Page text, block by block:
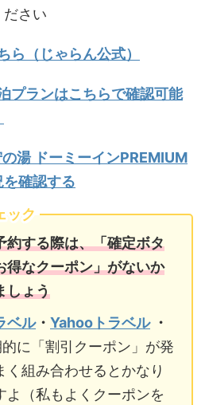
ださい
（じゃらん公式）
ランはこちらで確認可能
湯 ドーミーインPREMIUM
確認する
ック
約する際は、「確定ボタ
得なクーポン」がないか
しょう
ベル・ Yahooトラベル・
に「割引クーポン」が発
組み合わせるとかなり
よ（私もよくクーポンを